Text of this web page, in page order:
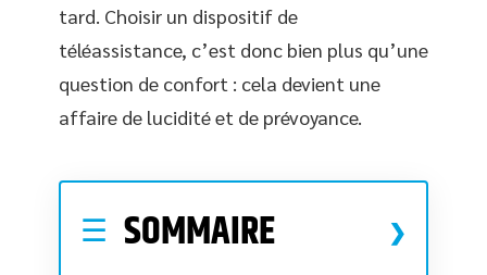
tard. Choisir un dispositif de
téléassistance, c’est donc bien plus qu’une
question de confort : cela devient une
affaire de lucidité et de prévoyance.
SOMMAIRE